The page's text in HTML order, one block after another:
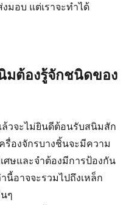
มอบ แต่เราจะทำได้
มต้องรู้จักชนิดของ
วจะไม่ยินดีต้อนรับสนิมสัก
รื่องจักรบางชิ้นจะมีความ
ศษและจำต้องมีการป้องกัน
นี้อาจจะรวมไปถึงเหล็ก
ๆ